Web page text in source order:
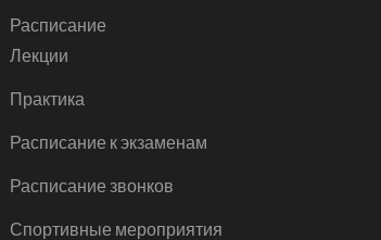
Расписание
Лекции
Практика
Расписание к экзаменам
Расписание звонков
Спортивные мероприятия